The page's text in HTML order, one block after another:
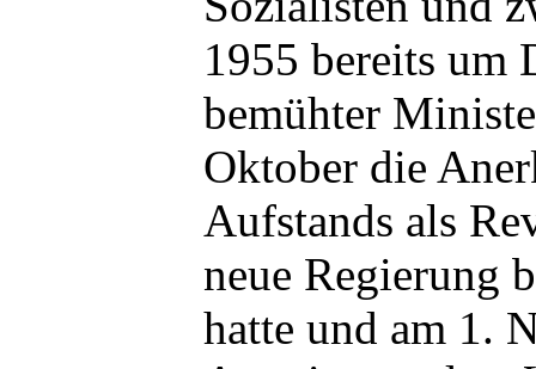
1955 bereits um
bemühter
Oktober die
Aufstands als
neue Regierung
hatte und am 1.